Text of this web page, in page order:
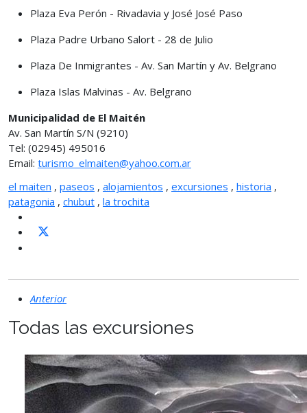
Plaza Eva Perón - Rivadavia y José José Paso
Plaza Padre Urbano Salort - 28 de Julio
Plaza De Inmigrantes - Av. San Martín y Av. Belgrano
Plaza Islas Malvinas - Av. Belgrano
Municipalidad de El Maitén
Av. San Martín S/N (9210)
Tel: (02945) 495016
Email: turismo_elmaiten@yahoo.com.ar
el maiten , paseos , alojamientos , excursiones , historia ,
patagonia , chubut , la trochita
Anterior
Todas las excursiones